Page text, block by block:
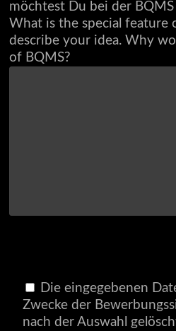
möchtest Du bei der BQMS
What is the special feature
describe your idea. Why
of BQMS?
Die eingegebenen
Zwecke der
nach der Auswahl